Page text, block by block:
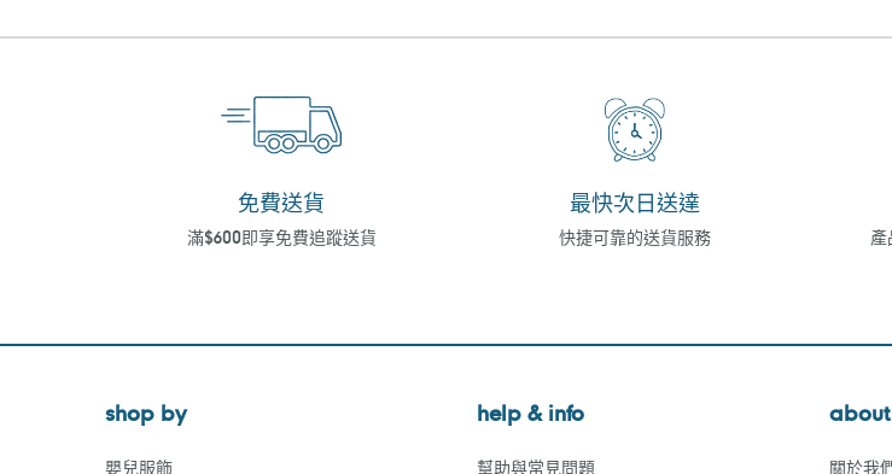
免費送貨
滿$600即享免費追蹤送貨
最快次日送達
快捷可靠的送貨服務 產
shop by
嬰兒服飾
help & info
幫助與常見問題
about
關於我